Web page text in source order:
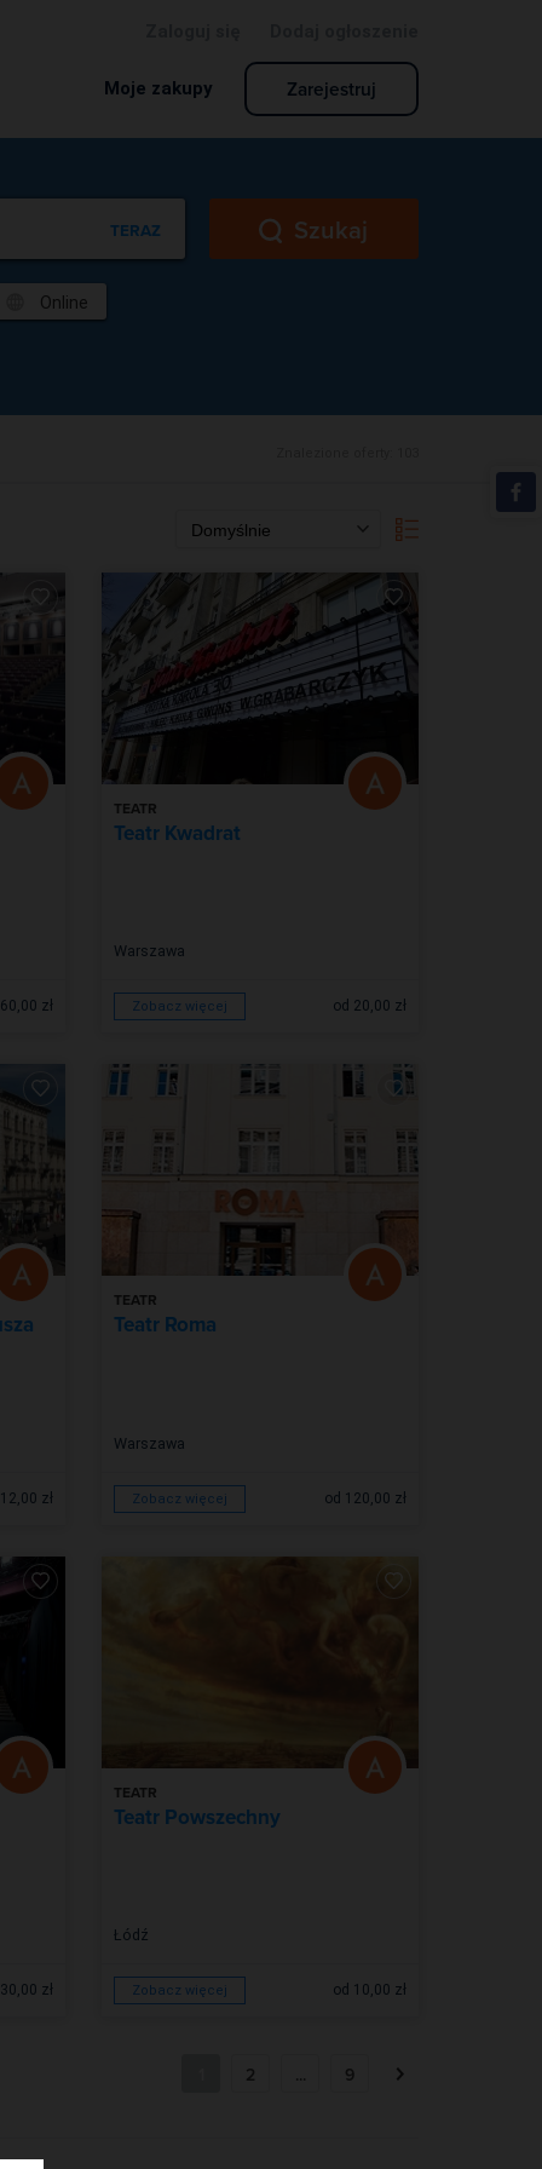
Moje zakupy Zarejestruj
TERAZ Szukaj
Online
Domyślnie
zł
TEATR
Teatr Kwadrat
Warszawa
Zobacz więcej od 20,00 zł
zł
TEATR
Teatr Roma
Warszawa
Zobacz więcej od 120,00 zł
zł
TEATR
Teatr Powszechny
Łódź
Zobacz więcej od 10,00 zł
2 ... 9